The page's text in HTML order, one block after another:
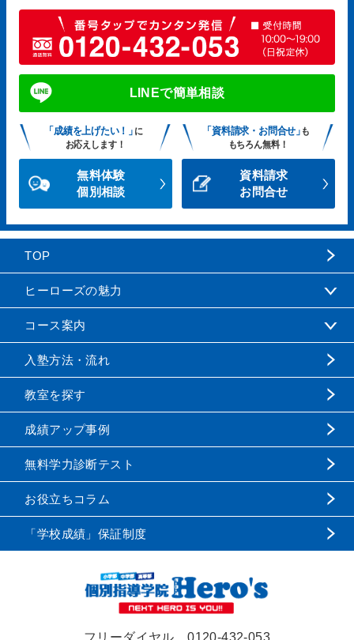
LINEで簡単相談
「成績を上げたい！」に
お応えします！
無料体験
個別相談
「資料請求・お問合せ」も
もちろん無料！
資料請求
お問合せ
TOP
ヒーローズの魅力
コース案内
入塾方法・流れ
教室を探す
成績アップ事例
無料学力診断テスト
お役立ちコラム
「学校成績」保証制度